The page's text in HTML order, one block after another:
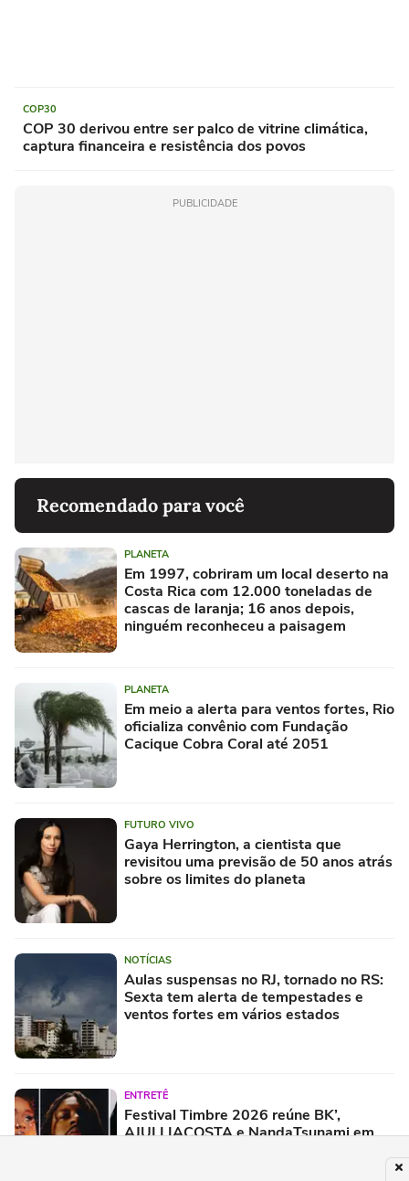
COP30
COP 30 derivou entre ser palco de vitrine climática,
captura financeira e resistência dos povos
PUBLICIDADE
Recomendado para você
PLANETA
Em 1997, cobriram um local deserto na
Costa Rica com 12.000 toneladas de
cascas de laranja; 16 anos depois,
ninguém reconheceu a paisagem
PLANETA
Em meio a alerta para ventos fortes, Rio
oficializa convênio com Fundação
Cacique Cobra Coral até 2051
FUTURO VIVO
Gaya Herrington, a cientista que
revisitou uma previsão de 50 anos atrás
sobre os limites do planeta
NOTÍCIAS
Aulas suspensas no RJ, tornado no RS:
Sexta tem alerta de tempestades e
ventos fortes em vários estados
ENTRETÊ
Festival Timbre 2026 reúne BK’,
AJULLIACOSTA e NandaTsunami em